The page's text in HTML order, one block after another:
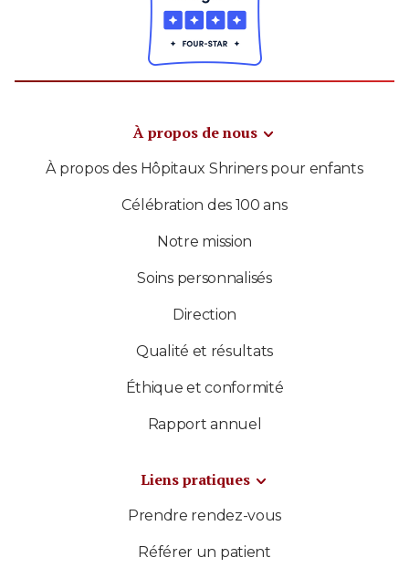
À propos de nous
À propos des Hôpitaux Shriners pour enfants
Célébration des 100 ans
Notre mission
Soins personnalisés
Direction
Qualité et résultats
Éthique et conformité
Rapport annuel
Liens pratiques
Prendre rendez-vous
Référer un patient